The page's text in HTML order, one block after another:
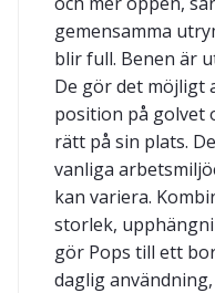
gemensamma
blir full. Benen är
De gör det möjligt
position på golvet
rätt på sin plats.
vanliga
kan variera.
storlek,
gör Pops till ett
daglig